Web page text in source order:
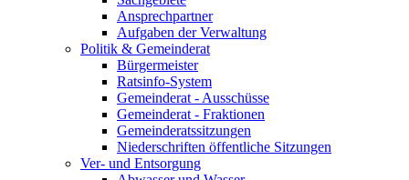
Ansprechpartner
Aufgaben der Verwaltung
Politik & Gemeinderat
Bürgermeister
Ratsinfo-System
Gemeinderat - Ausschüsse
Gemeinderat - Fraktionen
Gemeinderatssitzungen
Niederschriften öffentliche Sitzungen
Ver- und Entsorgung